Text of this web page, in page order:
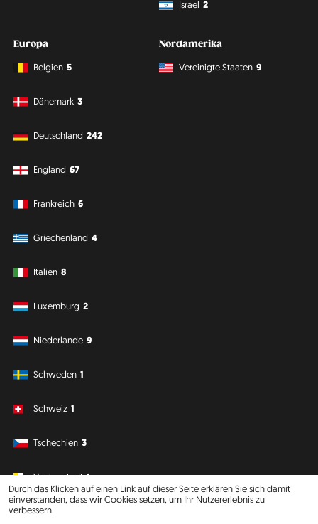
Durch das Klicken auf einen Link auf dieser Seite erklären Sie sich damit
einverstanden, dass wir Cookies setzen, um Ihr Nutzererlebnis zu
verbessern.
Israel 2
Europa
Belgien 5
Dänemark 3
Deutschland 242
England 67
Frankreich 6
Griechenland 4
Italien 8
Luxemburg 2
Niederlande 9
Schweden 1
Schweiz 1
Tschechien 3
Vatikanstadt 1
Nordamerika
Vereinigte Staaten 9
Südamerika